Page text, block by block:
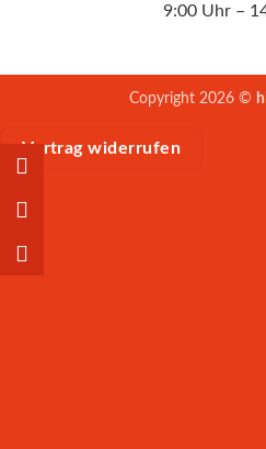
9:00 Uhr –
Copyright 2026 ©
Vertrag widerrufen